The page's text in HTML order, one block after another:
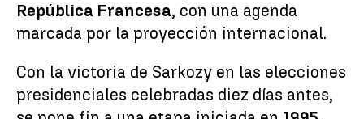
República Francesa, con una agenda
marcada por la proyección internacional.
Con la victoria de Sarkozy en las elecciones
presidenciales celebradas diez días antes,